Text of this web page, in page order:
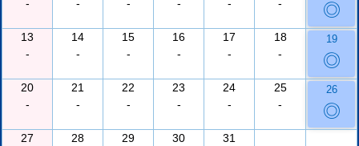
-
-
-
-
-
-
◎
13
-
14
-
15
-
16
-
17
-
18
-
19
◎
20
-
21
-
22
-
23
-
24
-
25
-
26
◎
27
28
29
30
31